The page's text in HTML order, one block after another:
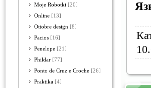
Moje Robotki [20]
Online [13]
Ottobre design [8]
Pacios [16]
Penelope [21]
Phildar [77]
Ponto de Cruz e Croche [26]
Praktika [4]